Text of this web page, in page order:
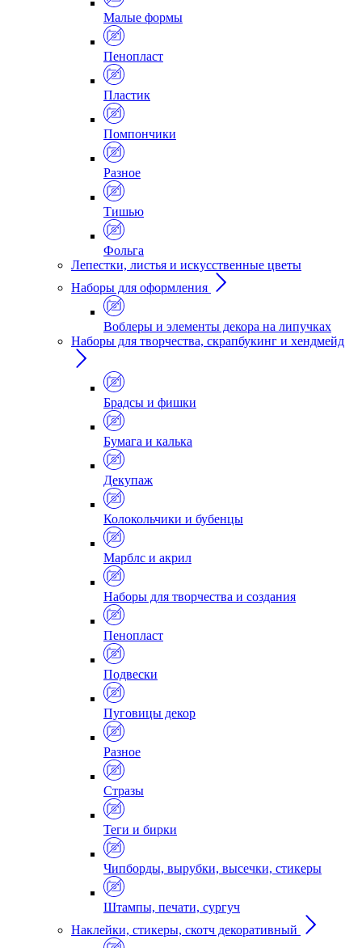
Малые формы
Пенопласт
Пластик
Помпончики
Разное
Тишью
Фольга
Лепестки, листья и искусственные цветы
Наборы для оформления
Воблеры и элементы декора на липучках
Наборы для творчества, скрапбукинг и хендмейд
Брадсы и фишки
Бумага и калька
Декупаж
Колокольчики и бубенцы
Марблс и акрил
Наборы для творчества и создания
Пенопласт
Подвески
Пуговицы декор
Разное
Стразы
Теги и бирки
Чипборды, вырубки, высечки, стикеры
Штампы, печати, сургуч
Наклейки, стикеры, скотч декоративный